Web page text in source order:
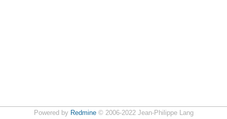
Powered by Redmine© 2006-2022 Jean-Philippe Lang